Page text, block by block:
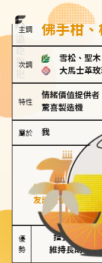
主調 佛手柑、
次調
雪松、聖木
大馬士革
特性
情緒價值提供者
驚喜製造機
屬於 我
好友型的人喜歡
友誼和信任，穩
情是
優
勢
擅長聆聽與
維持長期穩定